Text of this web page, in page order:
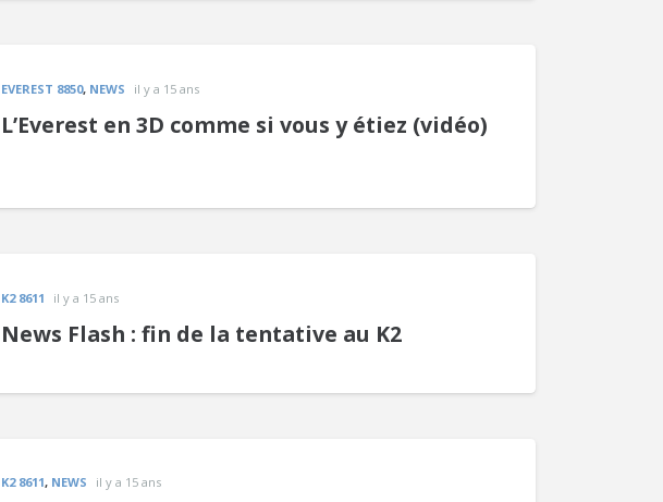
EVEREST 8850, NEWS il y a 15 ans
L’Everest en 3D comme si vous y étiez (vidéo)
K2 8611 il y a 15 ans
News Flash : fin de la tentative au K2
K2 8611, NEWS il y a 15 ans